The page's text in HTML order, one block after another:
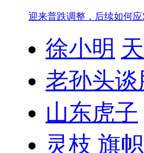
迎来普跌调整，后续如何应
徐小明
老孙头谈
山东虎子
灵枝 旗